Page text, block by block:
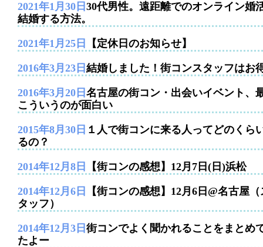
2021年1月30日 30代男性。遠距離でのオンライン婚
結婚する方法。
2021年1月25日 【定休日のお知らせ】
2016年3月23日 結婚しました！街コンスタッフはお
2016年3月20日 名古屋の街コン・出会いイベント、
こういうのが面白い
2015年8月30日 １人で街コンに来る人ってどのくら
るの？
2014年12月8日 【街コンの感想】12月7日(日)浜松
2014年12月6日
【街コンの感想】12月6日@名古屋（
タッフ）
2014年12月3日 街コンでよく聞かれることをまとめ
たよー